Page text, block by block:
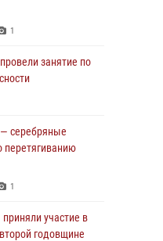
1
занятие по
серебряные
перетягиванию
1
участие в
годовщине